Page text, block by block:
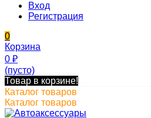
Вход
Регистрация
0
Корзина
0 ₽
(пусто)
Товар в корзине!
Каталог товаров
Каталог товаров